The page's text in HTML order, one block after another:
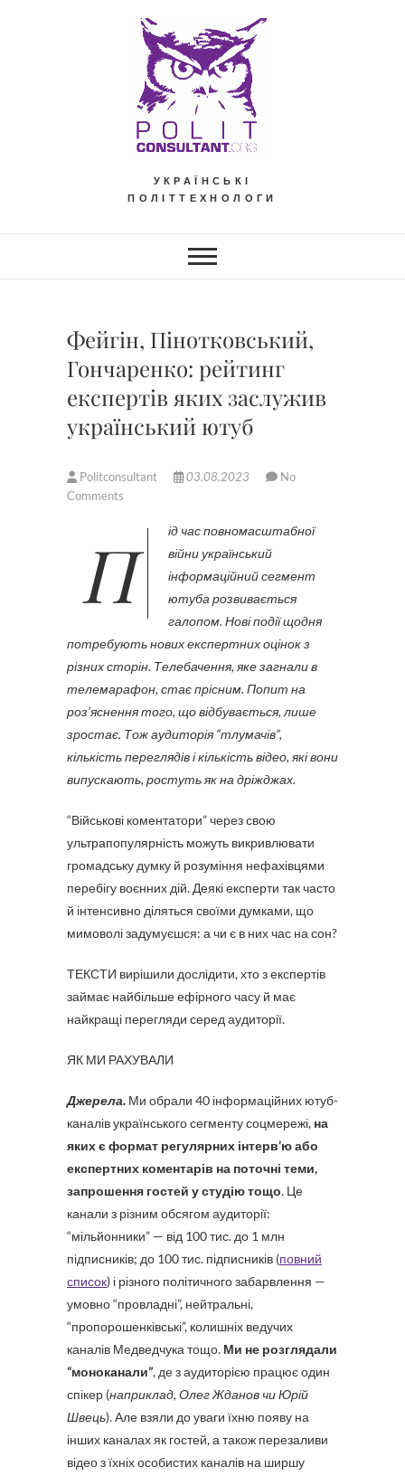
УКРАЇНСЬКІ
ПОЛІТТЕХНОЛОГИ
Фейгін, Пінотковський,
Гончаренко: рейтинг
експертів яких заслужив
український ютуб
Politconsultant 03.08.2023
No
Comments
Під час повномасштабної
війни український
інформаційний сегмент
ютуба розвивається
галопом. Нові події щодня
потребують нових експертних оцінок з
різних сторін. Телебачення, яке загнали в
телемарафон, стає прісним. Попит на
роз’яснення того, що відбувається, лише
зростає. Тож аудиторія “тлумачів”,
кількість переглядів і кількість відео, які вони
випускають, ростуть як на дріжджах.
“Військові коментатори” через свою
ультрапопулярність можуть викривлювати
громадську думку й розуміння нефахівцями
перебігу воєнних дій. Деякі експерти так часто
й інтенсивно діляться своїми думками, що
мимоволі задумуєшся: а чи є в них час на сон?
ТЕКСТИ вирішили дослідити, хто з експертів
займає найбільше ефірного часу й має
найкращі перегляди серед аудиторії.
ЯК МИ РАХУВАЛИ
Джерела. Ми обрали 40 інформаційних ютуб-
каналів українського сегменту соцмережі, на
яких є формат регулярних інтерв’ю або
експертних коментарів на поточні теми,
запрошення гостей у студію тощо. Це
канали з різним обсягом аудиторії:
“мільйонники” — від 100 тис. до 1 млн
підписників; до 100 тис. підписників (повний
список) і різного політичного забарвлення —
умовно “провладні”, нейтральні,
“пропорошенківські”, колишніх ведучих
каналів Медведчука тощо. Ми не розглядали
“моноканали”, де з аудиторією працює один
спікер (наприклад, Олег Жданов чи Юрій
Швець). Але взяли до уваги їхню появу на
інших каналах як гостей, а також перезаливи
відео з їхніх особистих каналів на ширшу